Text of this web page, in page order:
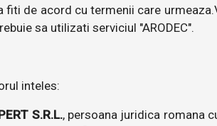
fiti de acord cu termenii care
sa utilizati serviciul "ARODEC".
inteles:
S.R.L., persoana juridica romana